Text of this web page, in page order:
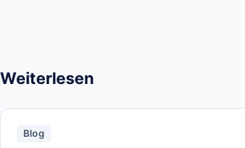
Weiterlesen
Blog